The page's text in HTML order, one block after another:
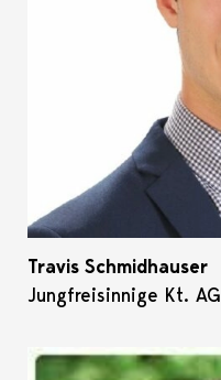
Travis Schmidhauser
Jungfreisinnige Kt. AG